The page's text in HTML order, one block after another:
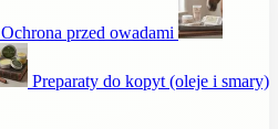
Ochrona przed owadami
Preparaty do kopyt (oleje i smary)